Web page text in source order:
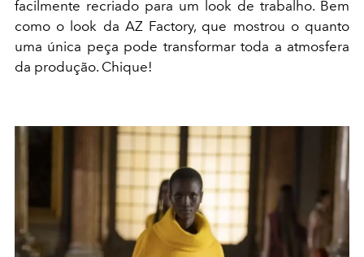
facilmente recriado para um look de trabalho. Bem
como o look da AZ Factory, que mostrou o quanto
uma única peça pode transformar toda a atmosfera
da produção. Chique!